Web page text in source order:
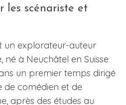
les scénariste et
un explorateur-auteur
né à Neuchâtel en Suisse
un premier temps dirigé
de comédien et de
après des études au